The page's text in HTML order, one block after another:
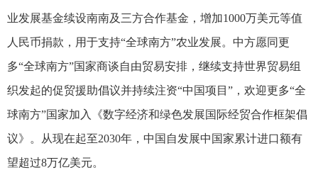
业发展基金续设南南及三方合作基金，增加1000万美元等值
人民币捐款，用于支持“全球南方”农业发展。中方愿同更
多“全球南方”国家商谈自由贸易安排，继续支持世界贸易组
织发起的促贸援助倡议并持续注资“中国项目”，欢迎更多“全
球南方”国家加入《数字经济和绿色发展国际经贸合作框架倡
议》。从现在起至2030年，中国自发展中国家累计进口额有
望超过8万亿美元。